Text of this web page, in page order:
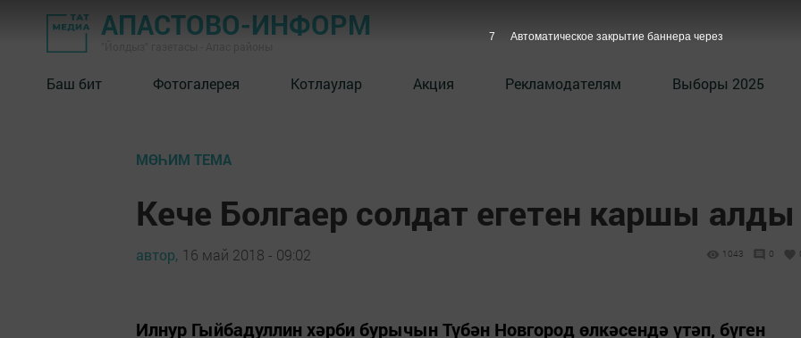
АПАСТОВО-ИНФОРМ
Баш бит Фотогалерея Котлаулар Акция Рекламодателям Выборы 2025
МӨҺИМ ТЕМА
Кече Болгаер солдат егетен каршы алды
автор, 16 май 2018 - 09:02 1043 0
Илнур Гыйбадуллин хәрби бурычын Түбән Новгород өлкәсендә үтәп, бүген
6 Автоматическое закрытие баннера через